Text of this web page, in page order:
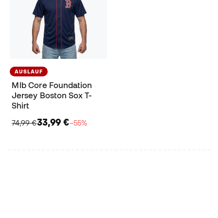
AUSLAUF
Mlb Core Foundation
Jersey Boston Sox T-
Shirt
74,99 €33,99 €−55%